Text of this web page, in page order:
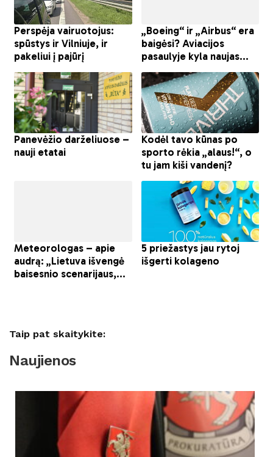
Taip pat skaitykite:
Naujienos